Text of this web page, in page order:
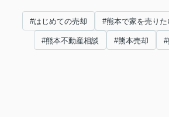
#はじめての売却 #熊本で家を売りた
#熊本不動産相談 #熊本売却